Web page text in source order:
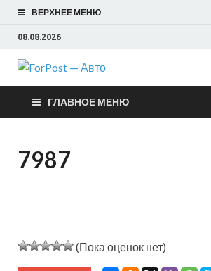
ВЕРХНЕЕ МЕНЮ
08.08.2026
Авто
ГЛАВНОЕ МЕНЮ
7987
(Пока оценок нет)